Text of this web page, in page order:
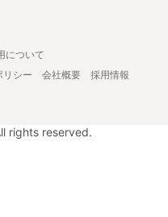
について
リシー 会社概要
採用情報
rights reserved.